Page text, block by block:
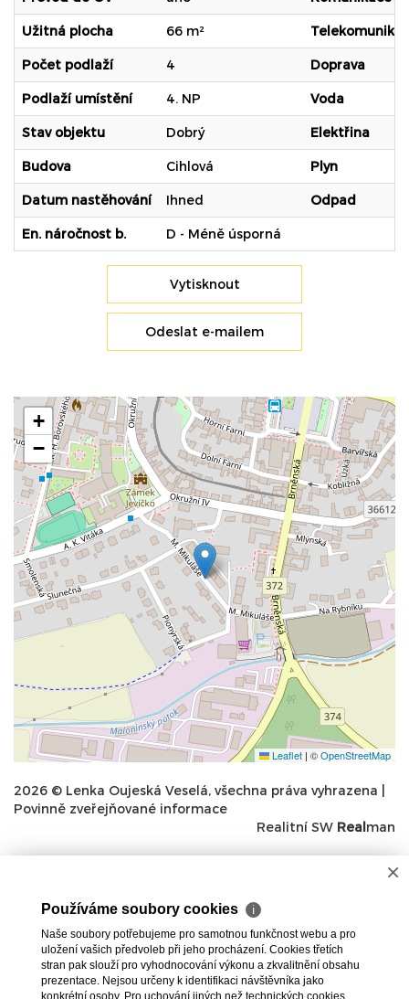
Užitná plocha 66 m²
Počet podlaží 4 Doprava
Podlaží umístění 4. NP Voda
Stav objektu Dobrý Elektřina
Budova Cihlová Plyn
Datum nastěhování Ihned Odpad
En. náročnost b. D - Méně úsporná
Vytisknout
Odeslat e-mailem
+
−
Leaflet | ©OpenStreetMap
2026 © Lenka Oujeská Veselá, všechna práva vyhrazena |
Povinně zveřejňované informace
Realitní SW Realman
×
Používáme soubory cookies ℹ
Naše soubory potřebujeme pro samotnou funkčnost webu a pro
uložení vašich předvoleb při jeho procházení. Cookies třetích
stran pak slouží pro vyhodnocování výkonu a zkvalitnění obsahu
prezentace. Nejsou určeny k identifikaci návštěvníka jako
konkrétní osoby. Pro uchování jiných než technických cookies